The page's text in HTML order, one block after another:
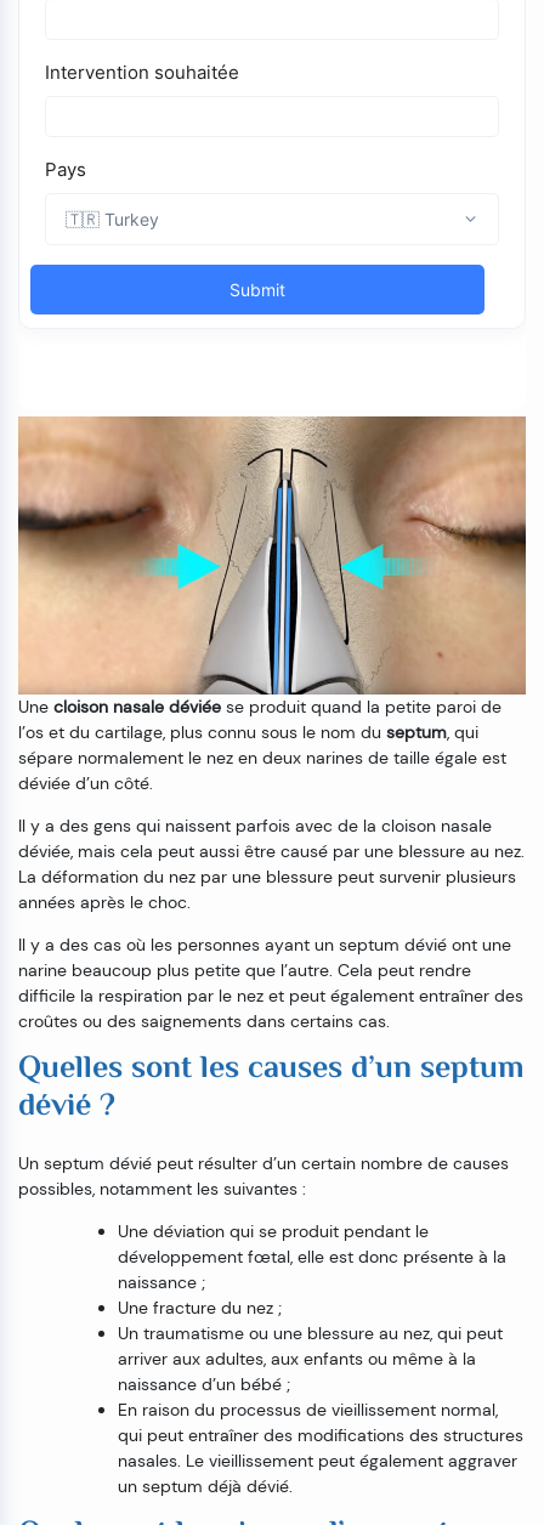
Une cloison nasale déviée se produit quand la petite paroi de
l’os et du cartilage, plus connu sous le nom du septum, qui
sépare normalement le nez en deux narines de taille égale est
déviée d’un côté.
Il y a des gens qui naissent parfois avec de la cloison nasale
déviée, mais cela peut aussi être causé par une blessure au nez.
La déformation du nez par une blessure peut survenir plusieurs
années après le choc.
Il y a des cas où les personnes ayant un septum dévié ont une
narine beaucoup plus petite que l’autre. Cela peut rendre
difficile la respiration par le nez et peut également entraîner des
croûtes ou des saignements dans certains cas.
Quelles sont les causes d’un septum
dévié ?
Un septum dévié peut résulter d’un certain nombre de causes
possibles, notamment les suivantes :
Une déviation qui se produit pendant le
développement fœtal, elle est donc présente à la
naissance ;
Une fracture du nez ;
Un traumatisme ou une blessure au nez, qui peut
arriver aux adultes, aux enfants ou même à la
naissance d’un bébé ;
En raison du processus de vieillissement normal,
qui peut entraîner des modifications des structures
nasales. Le vieillissement peut également aggraver
un septum déjà dévié.